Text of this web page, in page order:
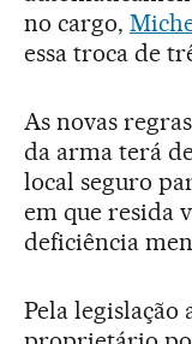
no cargo,
essa troca de
As novas
da arma terá
local seguro
em que resida
deficiência
Pela legislação